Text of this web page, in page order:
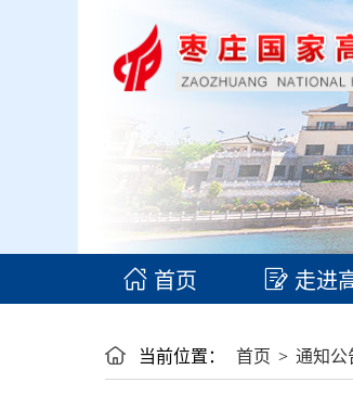
首页 走进
当前位置： 首页 > 通知公